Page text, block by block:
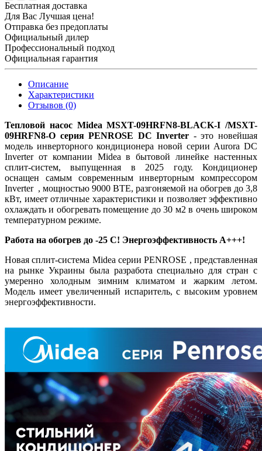
Бесплатная доставка
Для Вас Лучшая цена!
Отправка без предоплаты
Официальный дилер
Профессиональный подход
Официальная гарантия
Описание
Характеристики
Отзывов (0)
Тепловой насос Midea MSXT-09HRFN8-BLACK-I /MSXT-
09HRFN8-O серия PENROSE DC Inverter - это новейшая
модель инверторного кондиционера новой серии Aurora DC
Inverter от компании Midea в бытовой линейке настенных
сплит-систем, выпущенная в 2025 году. Кондиционер
оснащен самым современным инверторным компрессором
Inverter , мощностью 9000 ВТЕ, разгоняемой на обогрев до 3,8
кВт, имеет отличные характеристики и позволяет эффективно
охлаждать и обогревать помещение до 30 м2 в очень широком
температурном режиме.
Работа на обогрев до -25 С! Энергоэффективность А+++!
Новая сплит-система Midea серии PENROSE , представленная
на рынке Украины была разработа специально для стран с
умеренно холодным зимним климатом и жарким летом.
Модель имеет увеличенный испаритель, с высоким уровнем
энергоэффективности.